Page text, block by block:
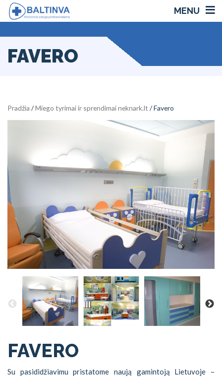
MENU
FAVERO
Pradžia /Miego tyrimai ir sprendimai neknark.lt / Favero
FAVERO
Su pasididžiavimu pristatome naują gamintoją Lietuvoje –